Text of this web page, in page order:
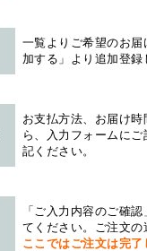
一覧よりご希望のお
加する」より追加登
お支払方法、お届け
ら、入力フォームに
記ください。
「ご入力内容のご確
てください。ご注文
ここではご注文は完